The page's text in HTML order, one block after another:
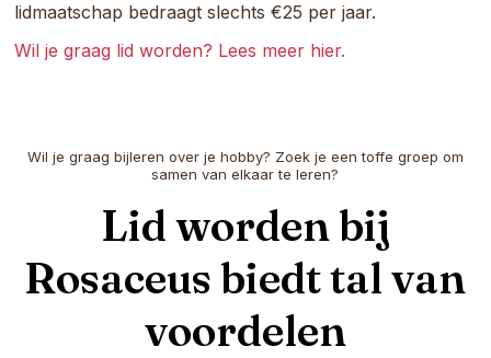
lidmaatschap bedraagt slechts €25 per jaar.
Wil je graag lid worden? Lees meer hier.
Wil je graag bijleren over je hobby? Zoek je een toffe groep om
samen van elkaar te leren?
Lid worden bij
Rosaceus biedt tal van
voordelen